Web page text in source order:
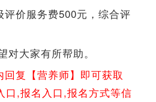
价服务费500元，综合评
大家有所帮助。
复【营养师】即可获取
口,报名入口,报名方式等信